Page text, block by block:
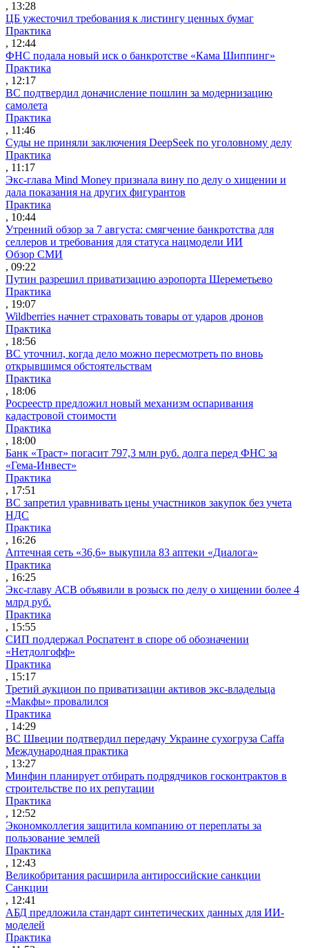
, 13:28
ЦБ ужесточил требования к листингу ценных бумаг
Практика
, 12:44
ФНС подала новый иск о банкротстве «Кама Шиппинг»
Практика
, 12:17
ВС подтвердил доначисление пошлин за модернизацию
самолета
Практика
, 11:46
Суды не приняли заключения DeepSeek по уголовному делу
Практика
, 11:17
Экс-глава Mind Money признала вину по делу о хищении и
дала показания на других фигурантов
Практика
, 10:44
Утренний обзор за 7 августа: смягчение банкротства для
селлеров и требования для статуса нацмодели ИИ
Обзор СМИ
, 09:22
Путин разрешил приватизацию аэропорта Шереметьево
Практика
, 19:07
Wildberries начнет страховать товары от ударов дронов
Практика
, 18:56
ВС уточнил, когда дело можно пересмотреть по вновь
открывшимся обстоятельствам
Практика
, 18:06
Росреестр предложил новый механизм оспаривания
кадастровой стоимости
Практика
, 18:00
Банк «Траст» погасит 797,3 млн руб. долга перед ФНС за
«Гема-Инвест»
Практика
, 17:51
ВС запретил уравнивать цены участников закупок без учета
НДС
Практика
, 16:26
Аптечная сеть «36,6» выкупила 83 аптеки «Диалога»
Практика
, 16:25
Экс-главу АСВ объявили в розыск по делу о хищении более 4
млрд руб.
Практика
, 15:55
СИП поддержал Роспатент в споре об обозначении
«Нетдолгофф»
Практика
, 15:17
Третий аукцион по приватизации активов экс-владельца
«Макфы» провалился
Практика
, 14:29
ВС Швеции подтвердил передачу Украине сухогруза Caffa
Международная практика
, 13:27
Минфин планирует отбирать подрядчиков госконтрактов в
строительстве по их репутации
Практика
, 12:52
Экономколлегия защитила компанию от переплаты за
пользование землей
Практика
, 12:43
Великобритания расширила антироссийские санкции
Санкции
, 12:41
АБД предложила стандарт синтетических данных для ИИ-
моделей
Практика